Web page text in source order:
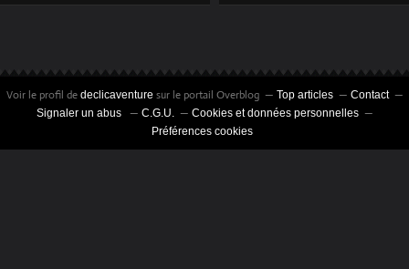
TECHNIQUES
Voir le profil de declicaventure sur le portail Overblog Top articles
Contact
Signaler un abus
C.G.U.
Cookies et données personnelles
Préférences cookies